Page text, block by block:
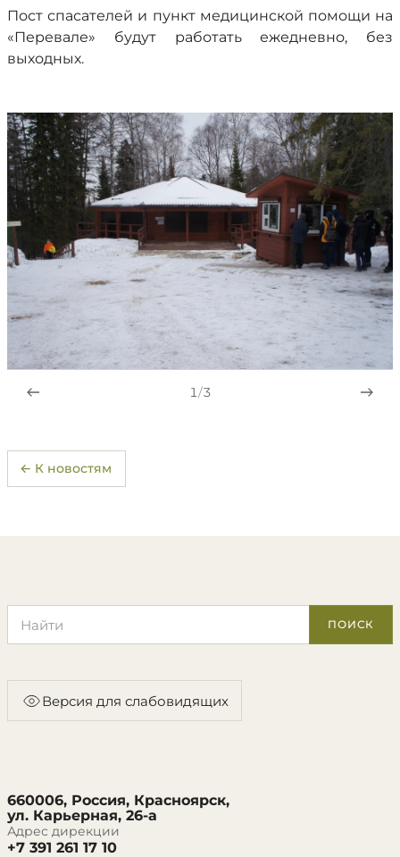
Пост спасателей и пункт медицинской помощи на
«Перевале» будут работать ежедневно, без
выходных.
1/3
← К новостям
ПОИСК
Версия для слабовидящих
660006, Россия, Красноярск,
ул. Карьерная, 26-а
Адрес дирекции
+7 391 261 17 10